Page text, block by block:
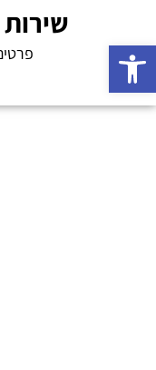
פתח סרגל נגישות